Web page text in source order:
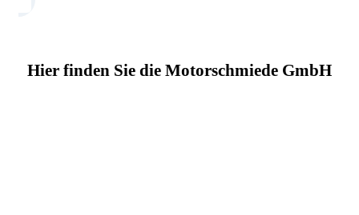
Hier finden Sie die Motorschmiede GmbH